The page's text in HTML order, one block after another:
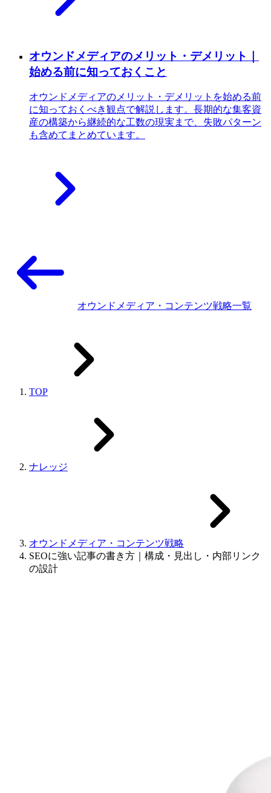
オウンドメディアのメリット・デメリット｜
始める前に知っておくこと
オウンドメディアのメリット・デメリットを始める前
に知っておくべき観点で解説します。長期的な集客資
産の構築から継続的な工数の現実まで、失敗パターン
も含めてまとめています。
オウンドメディア・コンテンツ戦略一覧
TOP
ナレッジ
オウンドメディア・コンテンツ戦略
SEOに強い記事の書き方｜構成・見出し・内部リンク
の設計